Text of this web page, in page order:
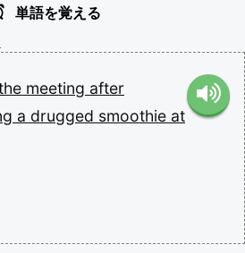
単語を覚える
meeting after
a drugged smoothie at